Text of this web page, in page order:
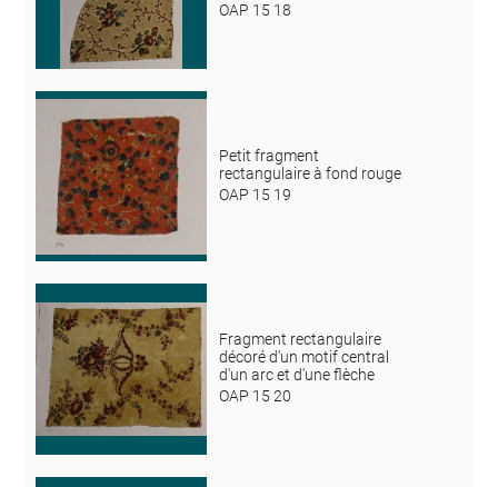
OAP 15 18
Petit fragment
rectangulaire à fond rouge
OAP 15 19
Fragment rectangulaire
décoré d'un motif central
d'un arc et d'une flèche
OAP 15 20